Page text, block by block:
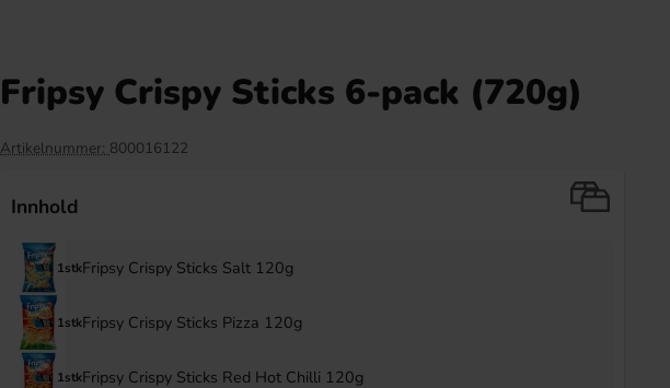
Fripsy Crispy Sticks 6-pack (720g)
Artikelnummer: 800016122
Innhold
1stkFripsy Crispy Sticks Salt 120g
1stkFripsy Crispy Sticks Pizza 120g
1stkFripsy Crispy Sticks Red Hot Chilli 120g